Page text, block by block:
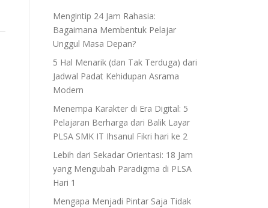
Mengintip 24 Jam Rahasia:
Bagaimana Membentuk Pelajar
Unggul Masa Depan?
5 Hal Menarik (dan Tak Terduga) dari
Jadwal Padat Kehidupan Asrama
Modern
Menempa Karakter di Era Digital: 5
Pelajaran Berharga dari Balik Layar
PLSA SMK IT Ihsanul Fikri hari ke 2
Lebih dari Sekadar Orientasi: 18 Jam
yang Mengubah Paradigma di PLSA
Hari 1
Mengapa Menjadi Pintar Saja Tidak